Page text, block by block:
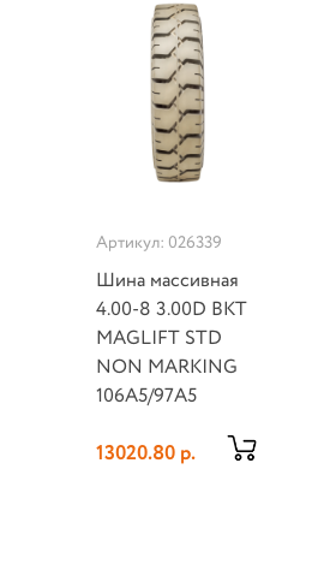
Артикул: 026339
Шина массивная
4.00-8 3.00D BKT
MAGLIFT STD
NON MARKING
106A5/97A5
13020.80 р.